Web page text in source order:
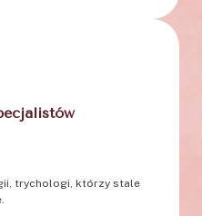
trychologi, którzy stale